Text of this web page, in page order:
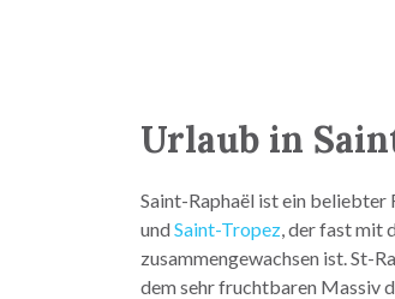
Urlaub in
Saint-Raphaël ist ein
undSaint-Tropez, der fast mit
zusammengewachsen ist. St-
dem sehr fruchtbaren Massiv